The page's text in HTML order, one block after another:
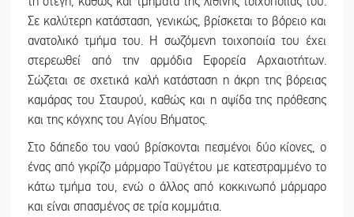
Σε καλύτερη κατάσταση, γενικώς, βρίσκεται το βόρειο και
ανατολικό τμήμα του. Η σωζόμενη τοιχοποιία του έχει
στερεωθεί από την αρμόδια Εφορεία Αρχαιοτήτων.
Σώζεται σε σχετικά καλή κατάσταση η άκρη της βόρειας
καμάρας του Σταυρού, καθώς και η αψίδα της πρόθεσης
και της κόγχης του Αγίου Βήματος.
Στο δάπεδο του ναού βρίσκονται πεσμένοι δύο κίονες, ο
ένας από γκρίζο μάρμαρο Ταϋγέτου με κατεστραμμένο το
κάτω τμήμα του, ενώ ο άλλος από κοκκινωπό μάρμαρο
και είναι σπασμένος σε τρία κομμάτια.